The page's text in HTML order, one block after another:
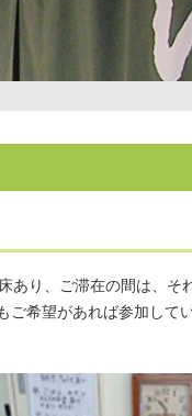
あり、ご滞在の間は、そ
希望があれば参加して